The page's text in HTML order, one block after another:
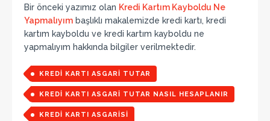
Bir önceki yazımız olan Kredi Kartım Kayboldu Ne
Yapmalıyım başlıklı makalemizde kredi kartı, kredi
kartım kayboldu ve kredi kartım kayboldu ne
yapmalıyım hakkında bilgiler verilmektedir.
KREDI KARTI ASGARI TUTAR
KREDI KARTI ASGARI TUTAR NASIL HESAPLANIR
KREDI KARTI ASGARISI